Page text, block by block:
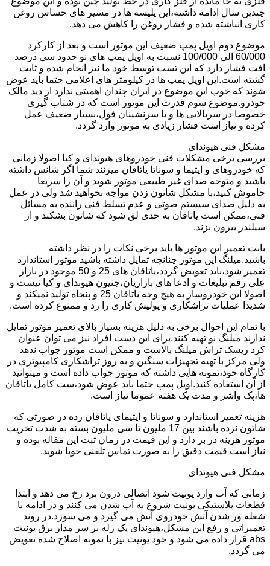
چندین سال ادامه داشته،این پلیسه ها در مسیر های حساس روغن
کاری انباشته شده و فشار روغن را کاهش می دهد.
موضوع دوم اویل پمپ ضعیف این موتور است و بعد از کارکرد
60/000 الی 100/000 نسبت به اویل پمپ های نو حدود سی درصد
افت فشار دارد که این تست توسط خود ما نیز انجام شده و ثابت
گشته است.این اویل پمپ ها در کیلومتر های اعلامی حتما باید عوض
شوند که خوب این موضوع در ایران چندان اهمیتی ندارد از دید مالک
خودرو.موضوع سوم قدرت این موتور است که در شتاب گیری
خصوصا در سربالایی ها و با سرنشینان فول،بسیار ضعیف عمل
کرده و نیاز است فشار زیادی به موتور وارد گردد.
مشکل فنی هیوندای
بررسی برخی مشکلات فنی خودروهای هیوندای و کیا اصولا زمانی
که خودروهای و اپتیما و سوناتا یاتاقان میزنند شما اگر شانس داشته
باشید و متوجه صدای غیر طبیعی موتور شوید و آن را سریعا
خاموش کنید،با مشکل شاتون زدن مواجه نخواهید شد ولی در عمل
به دلیل صدای سیستم صوتی و عدم تسلط فنی راننده به مسائل
فنی،ممکن است یاتاقان به حدی لق شود که شاتون بشکند و از
سیلندر بیرون بزند.
بابت تعمیر این موتور ها باید برخی نکات را در نظر داشته
باشید.میلنگ این موتور چنانچه تمایل داشته باشید موتور استاندارد
تعمیر شود،باید تعویض گردد،یاتاقان های 25 و 50 موجود در بازار
علی رقم تبلیغات و ادعا های بازاریان،جنیون هیوندای و کیا نیست و
اصولا این خودروساز به هیچ وجه یاتاقان 25 و پنجاه تولید نمیکند و
شدیدا عملیات تراشکاری و پولیش کاری را رد و ممنوع کرده است.
با تمام این احوال برخی به دلیل هزینه بسیار بالای تعمیر موتور تمایل
ندارند میلنگ نو تهیه کنند.برای این دست افراد نیز می توان عنوان
کرد ریسک تراش میلنگ بالاست و ممکن است موتور جواب ندهد
ولی مرکز با تهیه تجهیزات سنگین و به روز تراشکاری کامپیوتری در
کارگاه خود،نمونه هایی داشته که موتور جواب داده است و میتوانید
از آن استفاده کنید.اویل پمپ حتما باید عوض شود،ست کامل یاتاقان
ها،پک واشر و مدت یک هفته عموما نیاز است.
هزینه تعمیر استاندارد و سوناتا و اپتیمای یاتاقان زده در صورتی که
شاتون نزده باشند بین 17 ملیون تا سی ملیون بسته به شدت تخریب
موتور هزینه در بر دارد و این قیمت در زمان ثبت این مقاله بوده و
نیاز است قیمت دقیق را به صورت تماس تلفنی جویا شوید.
مشکل فنی هیوندای
زمانی که آب وارد یونیت شود اتصالی درون برد رخ می دهد و ابتدا
قطعات پلاستیکی یونیت شروع به آب شدن می کنند و در ادامه با
شعله ور شدن آتش خودروی آتش می گیرد و می سوزد.در روند
تعمیراتی و رفع این مشکل،هیوندای یک رله بر سر مدار برق یونیت
abs قرار داده می شود و خود یونیت نیز با نمونه اصلاح شده تعویض
می گردد.